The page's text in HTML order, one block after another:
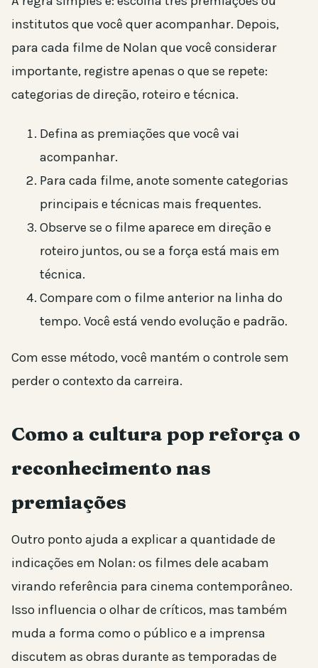
institutos que você quer acompanhar. Depois,
para cada filme de Nolan que você considerar
importante, registre apenas o que se repete:
categorias de direção, roteiro e técnica.
Defina as premiações que você vai
acompanhar.
Para cada filme, anote somente categorias
principais e técnicas mais frequentes.
Observe se o filme aparece em direção e
roteiro juntos, ou se a força está mais em
técnica.
Compare com o filme anterior na linha do
tempo. Você está vendo evolução e padrão.
Com esse método, você mantém o controle sem
perder o contexto da carreira.
Como a cultura pop reforça o
reconhecimento nas
premiações
Outro ponto ajuda a explicar a quantidade de
indicações em Nolan: os filmes dele acabam
virando referência para cinema contemporâneo.
Isso influencia o olhar de críticos, mas também
muda a forma como o público e a imprensa
discutem as obras durante as temporadas de